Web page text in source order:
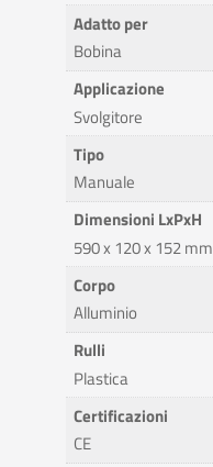
Adatto per
Bobina
Applicazione
Svolgitore
Tipo
Manuale
Dimensioni LxPxH
590 x 120 x 152 mm
Corpo
Alluminio
Rulli
Plastica
Certificazioni
CE